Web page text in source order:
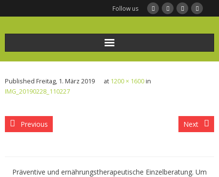
Follow us
Home
Ernährungsberatung
Published Freitag, 1. März 2019 at 1200 × 1600in
IMG_20190228_110227
Previous Next
Präventive und ernährungstherapeutische Einzelberatung. Um